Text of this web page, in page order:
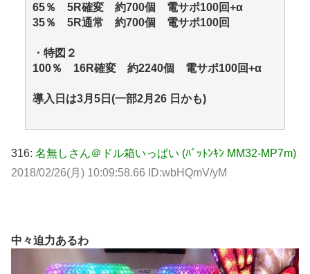
65％ 5R確変 約700個 電サポ100回+α
35％ 5R通常 約700個 電サポ100回
・特図２
100％ 16R確変 約2240個 電サポ100回+α
導入日は3月5日(一部2月26 日かも)
316: 名無しさん＠ドル箱いっぱい (ﾊﾞｯﾄﾝｷﾝ MM32-MP7m)
2018/02/26(月) 10:09:58.66 ID:wbHQmV/yM
中々迫力あるわ